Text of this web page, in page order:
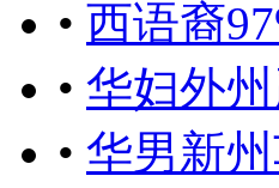
• 西语裔
• 华妇外
• 华男新